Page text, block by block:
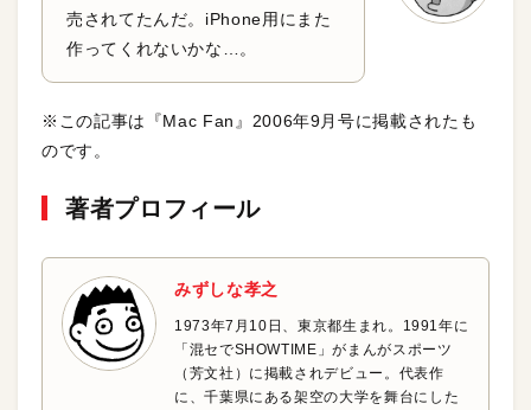
売されてたんだ。iPhone用にまた
作ってくれないかな…。
※この記事は『Mac Fan』2006年9月号に掲載されたも
のです。
著者プロフィール
みずしな孝之
1973年7月10日、東京都生まれ。1991年に
「混セでSHOWTIME」がまんがスポーツ
（芳文社）に掲載されデビュー。代表作
に、千葉県にある架空の大学を舞台にした